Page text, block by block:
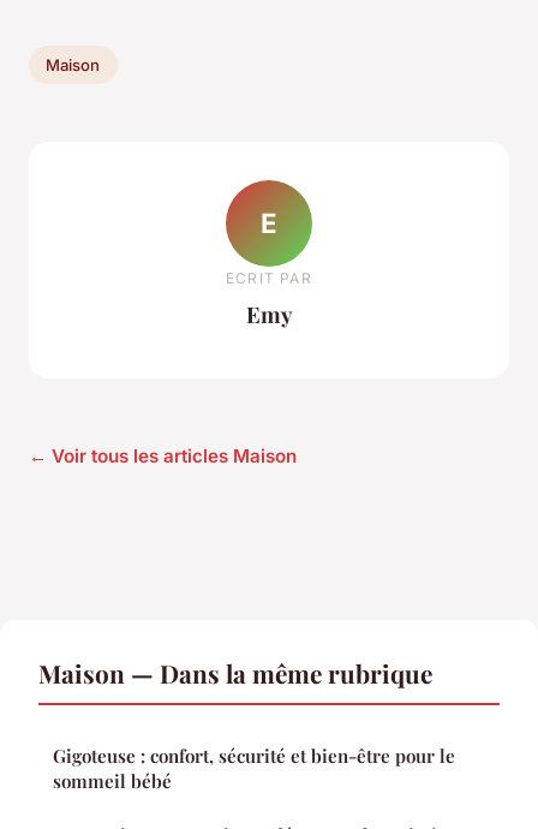
Maison
E
ECRIT PAR
Emy
← Voir tous les articles Maison
Maison — Dans la même rubrique
Gigoteuse : confort, sécurité et bien-être pour le
sommeil bébé